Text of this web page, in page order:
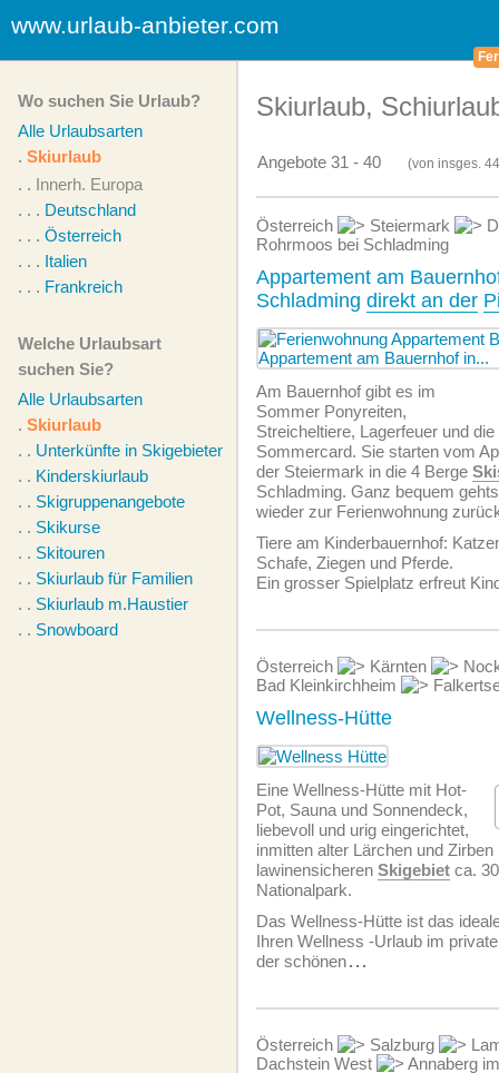
www.urlaub-anbieter.com
Wo suchen Sie Urlaub?
Alle Urlaubsarten
. Skiurlaub
. . Innerh. Europa
. . . Deutschland
. . . Österreich
. . . Italien
. . . Frankreich
Welche Urlaubsart
suchen Sie?
Alle Urlaubsarten
. Skiurlaub
. . Unterkünfte in Skigebieten
. . Kinderskiurlaub
. . Skigruppenangebote
. . Skikurse
. . Skitouren
. . Skiurlaub für Familien
. . Skiurlaub m.Haustier
. . Snowboard
Skiurlaub,
Angebote 31 - 40 (von insges.
Österreich Steiermark
Rohrmoos bei Schladming
Appartement am
Schladming direkt an der
Am Bauernhof gibt es im
Sommer Ponyreiten,
Streicheltiere, Lagerfeuer und die
Sommercard. Sie starten vom
der Steiermark in die 4 Berge
Schladming. Ganz bequem
wieder zur Ferien­wohnung
Tiere am Kinderbauernhof:
Schafe, Ziegen und Pferde.
Ein grosser Spielplatz erfreut
Österreich Kärnten
Bad Kleinkirchheim
Wellness-Hütte
Eine Wellness-Hütte mit Hot-
Pot, Sauna und Sonnendeck,
liebevoll und urig eingerichtet,
inmitten alter Lärchen und
lawinensicheren Skigebiet ca.
Nationalpark.
Das Wellness-Hütte ist das
Ihren Wellness -Urlaub im
der schönen...
Österreich Salzburg
Dachstein West
Annaberg